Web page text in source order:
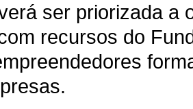
ser priorizada a
recursos do